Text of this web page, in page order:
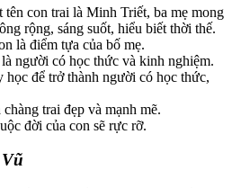
tên con trai là Minh Triết, ba mẹ mong
rộng, sáng suốt, hiểu biết thời thế.
là điểm tựa của bố mẹ.
người có học thức và kinh nghiệm.
học để trở thành người có học thức,
trai đẹp và mạnh mẽ.
đời của con sẽ rực rỡ.